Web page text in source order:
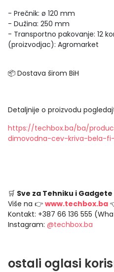
- Prečnik: ø 120 mm
- Dužina: 250 mm
- Transportno pakovanje: 12
(proizvodjac): Agromarket
📦 Dostava širom BiH
Detaljnije o proizvodu
https://techbox.ba/ba/
dimovodna-cev-kriva-bela-fi-
🛒 Sve za Tehniku i
Više na 👉 www.techbox.ba
Kontakt: +387 66 136 555
Instagram: @techbox.ba
ostali oglasi